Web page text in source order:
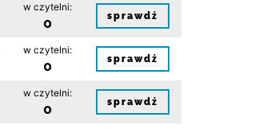
w czytelni:
0 sprawdź
w czytelni:
0 sprawdź
w czytelni:
0 sprawdź